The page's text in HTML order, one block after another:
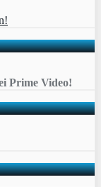
Prime Video!